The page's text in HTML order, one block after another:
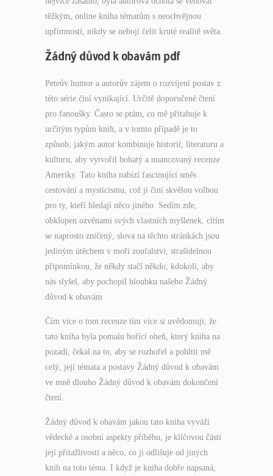
těžkým, online kniha tématům s neochvějnou
upřímností, nikdy se nebojí čelit kruté realitě světa.
Žádný důvod k obavám pdf
Peteův humor a autorův zájem o rozvíjení postav z
této série činí vynikající. Určitě doporučené čtení
pro fanoušky. Často se ptám, co mě přitahuje k
určitým typům knih, a v tomto případě je to
způsob, jakým autor kombinuje historii, literaturu a
kulturu, aby vytvořil bohatý a nuancovaný recenze
Ameriky. Tato kniha nabízí fascinující směs
cestování a mysticismu, což ji činí skvělou volbou
pro ty, kteří hledají něco jiného. Sedím zde,
obklopen ozvěnami svých vlastních myšlenek, cítím
se naprosto zničený, slova na těchto stránkách jsou
jediným útěchem v moři zoufalství, strašidelnou
připomínkou, že někdy stačí někdo, kdokoli, aby
nás slyšel, aby pochopil hloubku našeho Žádný
důvod k obavám
Čím více o tom recenze tím více si uvědomuji, že
tato kniha byla pomalu hořící oheň, který kniha na
pozadí, čekal na to, aby se rozhořel a pohltit mě
celý, její témata a postavy Žádný důvod k obavám
ve mně dlouho Žádný důvod k obavám dokončení
čtení.
Žádný důvod k obavám jakou tato kniha vyváží
vědecké a osobní aspekty příběhu, je klíčovou částí
její přitažlivosti a něco, co ji odlišuje od jiných
knih na toto téma. I když je kniha dobře napsaná,